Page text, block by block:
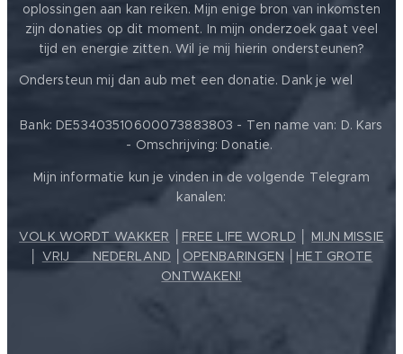
oplossingen aan kan reiken. Mijn enige bron van inkomsten
zijn donaties op dit moment. In mijn onderzoek gaat veel
tijd en energie zitten. Wil je mij hierin ondersteunen?
Ondersteun mij dan aub met een donatie. Dank je wel
Bank: DE53403510600073883803 - Ten name van: D. Kars
- Omschrijving: Donatie.
Mijn informatie kun je vinden in de volgende Telegram
kanalen:
VOLK WORDT WAKKER FREE LIFE WORLD
MIJN MISSIE
VRIJ ❤️ NEDERLAND OPENBARINGEN
HET GROTE
ONTWAKEN!